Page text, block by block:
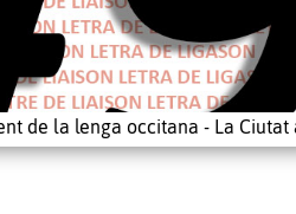
de la lenga occitana - La Ciutat